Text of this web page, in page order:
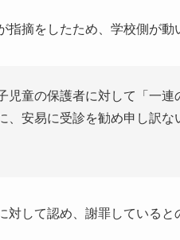
指摘をしたため、学校側が動
児童の保護者に対して「一
、安易に受診を勧め申し訳な
対して認め、謝罪している